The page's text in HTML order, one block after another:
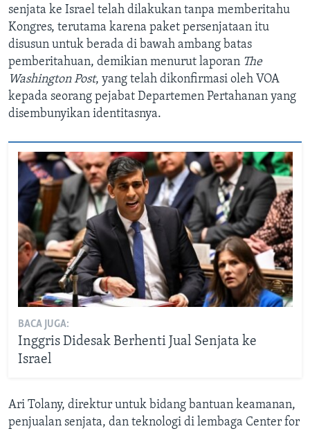
senjata ke Israel telah dilakukan tanpa memberitahu
Kongres, terutama karena paket persenjataan itu
disusun untuk berada di bawah ambang batas
pemberitahuan, demikian menurut laporan The
Washington Post, yang telah dikonfirmasi oleh VOA
kepada seorang pejabat Departemen Pertahanan yang
disembunyikan identitasnya.
BACA JUGA:
Inggris Didesak Berhenti Jual Senjata ke
Israel
Ari Tolany, direktur untuk bidang bantuan keamanan,
penjualan senjata, dan teknologi di lembaga Center for